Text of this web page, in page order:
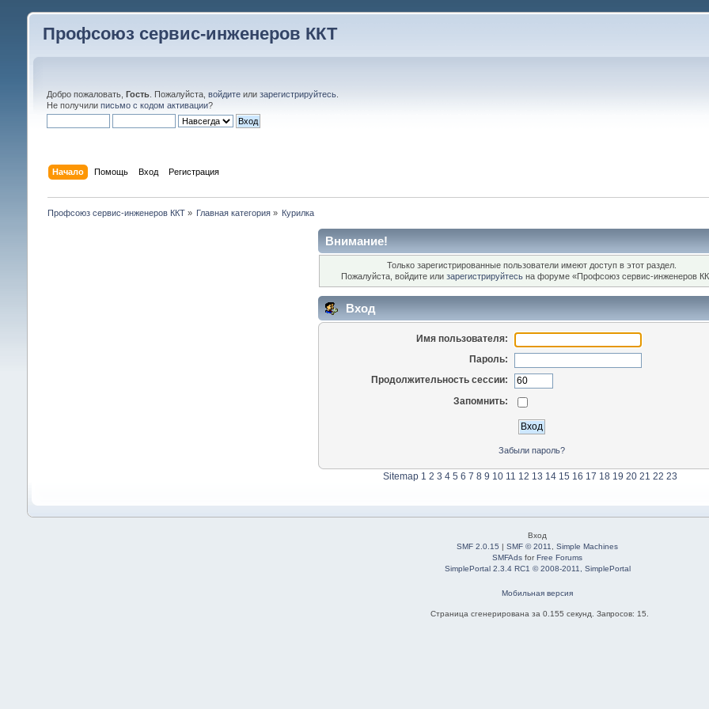
Профсоюз сервис-инженеров ККТ
Добро пожаловать, Гость. Пожалуйста, войдитеили зарегистрируйтесь.
Не получили письмо с кодом активации?
Начало Помощь Вход Регистрация
Профсоюз сервис-инженеров ККТ» Главная категория » Курилка
Внимание!
Только зарегистрированные пользователи имеют доступ в этот раздел.
Пожалуйста, войдите илизарегистрируйтесь на форуме «Профсоюз сервис-инженеров
Вход
Имя пользователя:
Пароль:
Продолжительность сессии:
Запомнить:
Забыли пароль?
Sitemap 1 2 3 4 5 6 7 8 9 10 11 12 13 14 15 16 17 18 19 20 21 22 23
Вход
SMF 2.0.15 |SMF © 2011 ,Simple Machines
SMFAds forFree Forums
SimplePortal 2.3.4 RC1 © 2008-2011, SimplePortal
Мобильная версия
Страница сгенерирована за 0.155 секунд. Запросов: 15.